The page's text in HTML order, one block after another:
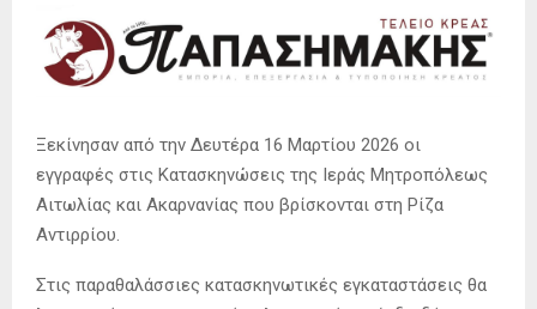
Ξεκίνησαν από την Δευτέρα 16 Μαρτίου 2026 οι
εγγραφές στις Κατασκηνώσεις της Ιεράς Μητροπόλεως
Αιτωλίας και Ακαρνανίας που βρίσκονται στη Ρίζα
Αντιρρίου.
Στις παραθαλάσσιες κατασκηνωτικές εγκαταστάσεις θα